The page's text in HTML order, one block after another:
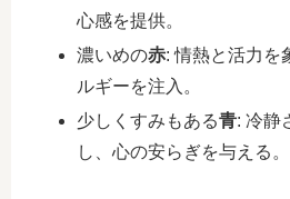
心感を提供。
濃いめの赤: 情熱と活力を
ルギーを注入。
少しくすみもある青: 冷静
し、心の安らぎを与える。